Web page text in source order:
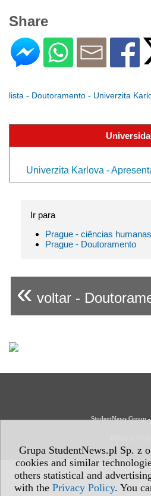
Grupa StudentNews.pl Sp. z
cookies and similar
others statistical and
with the Privacy Policy. You
Share
lista - Doutoramento - Univerzita
Univerzita Karlova -
Ir para
Prague - ciências humanas
Prague - Doutoramento
« voltar -
StudentNews Group